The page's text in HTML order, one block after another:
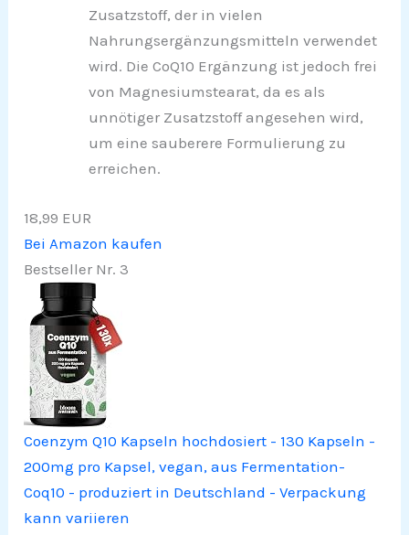
Zusatzstoff, der in vielen
Nahrungsergänzungsmitteln verwendet
wird. Die CoQ10 Ergänzung ist jedoch frei
von Magnesiumstearat, da es als
unnötiger Zusatzstoff angesehen wird,
um eine sauberere Formulierung zu
erreichen.
18,99 EUR
Bei Amazon kaufen
Bestseller Nr. 3
Coenzym Q10 Kapseln hochdosiert - 130 Kapseln -
200mg pro Kapsel, vegan, aus Fermentation-
Coq10 - produziert in Deutschland - Verpackung
kann variieren